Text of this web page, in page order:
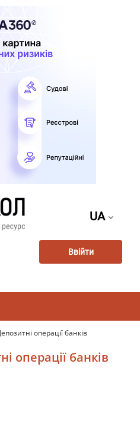
UA
Ввійти
операції банків
операції банків